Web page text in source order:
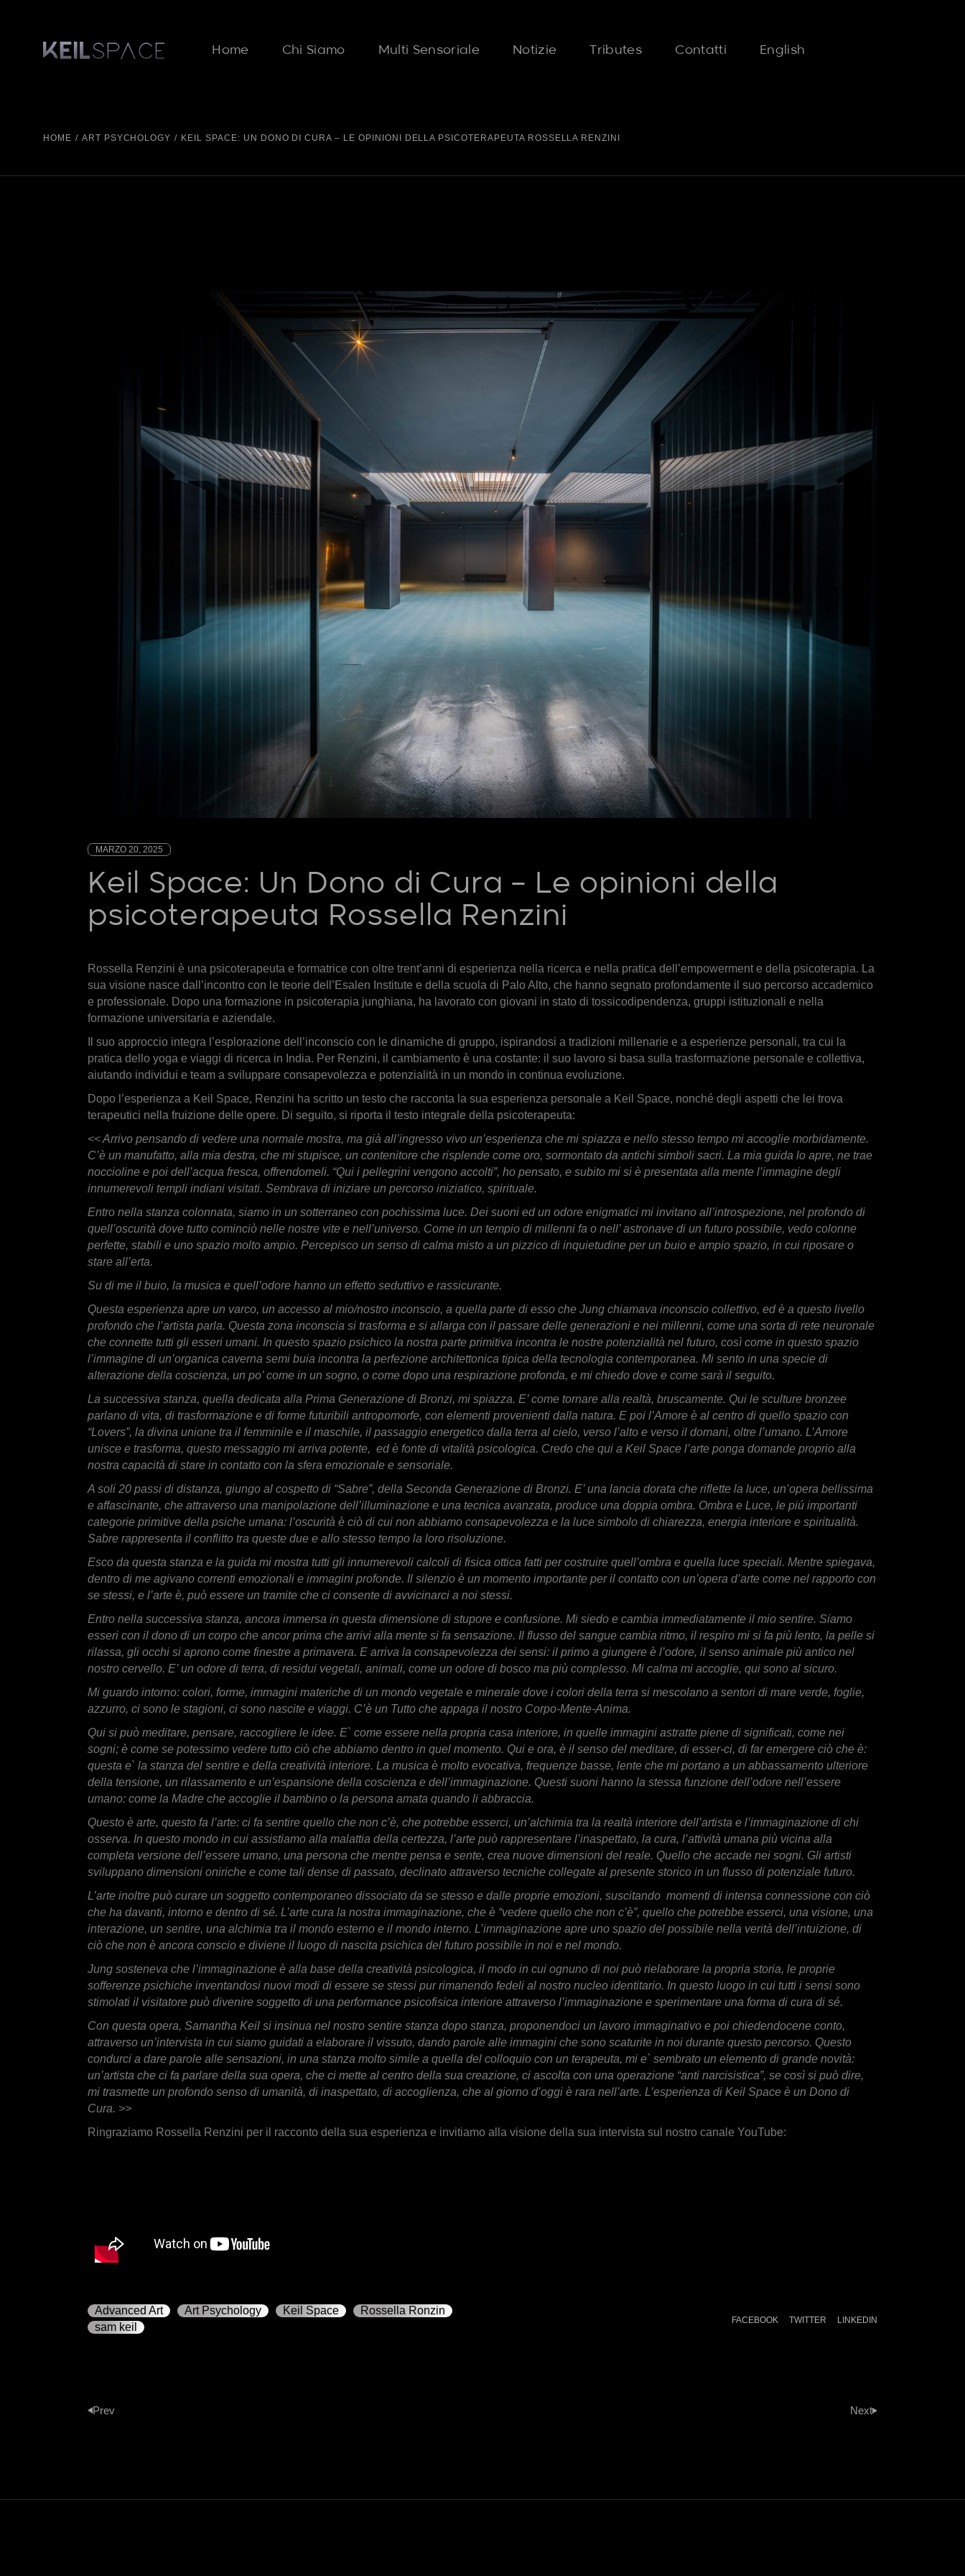
Home Chi Siamo Multi Sensoriale Notizie Tributes Contatti English
HOME ART PSYCHOLOGY KEIL SPACE: UN DONO DI CURA – LE OPINIONI DELLA PSICOTERAPEUTA ROSSELLA RENZINI
MARZO 20, 2025
Keil Space: Un Dono di Cura – Le opinioni della
psicoterapeuta Rossella Renzini
Rossella Renzini è una psicoterapeuta e formatrice con oltre trent’anni di esperienza nella ricerca e nella pratica dell’empowerment e della psicoterapia. La
sua visione nasce dall’incontro con le teorie dell’Esalen Institute e della scuola di Palo Alto, che hanno segnato profondamente il suo percorso accademico
e professionale. Dopo una formazione in psicoterapia junghiana, ha lavorato con giovani in stato di tossicodipendenza, gruppi istituzionali e nella
formazione universitaria e aziendale.
Il suo approccio integra l’esplorazione dell’inconscio con le dinamiche di gruppo, ispirandosi a tradizioni millenarie e a esperienze personali, tra cui la
pratica dello yoga e viaggi di ricerca in India. Per Renzini, il cambiamento è una costante: il suo lavoro si basa sulla trasformazione personale e collettiva,
aiutando individui e team a sviluppare consapevolezza e potenzialità in un mondo in continua evoluzione.
Dopo l’esperienza a Keil Space, Renzini ha scritto un testo che racconta la sua esperienza personale a Keil Space, nonché degli aspetti che lei trova
terapeutici nella fruizione delle opere. Di seguito, si riporta il testo integrale della psicoterapeuta:
<< Arrivo pensando di vedere una normale mostra, ma già all’ingresso vivo un’esperienza che mi spiazza e nello stesso tempo mi accoglie morbidamente.
C’è un manufatto, alla mia destra, che mi stupisce, un contenitore che risplende come oro, sormontato da antichi simboli sacri. La mia guida lo apre, ne trae
noccioline e poi dell’acqua fresca, offrendomeli. “Qui i pellegrini vengono accolti”, ho pensato, e subito mi si è presentata alla mente l’immagine degli
innumerevoli templi indiani visitati. Sembrava di iniziare un percorso iniziatico, spirituale.
Entro nella stanza colonnata, siamo in un sotterraneo con pochissima luce. Dei suoni ed un odore enigmatici mi invitano all’introspezione, nel profondo di
quell’oscurità dove tutto cominciò nelle nostre vite e nell’universo. Come in un tempio di millenni fa o nell’ astronave di un futuro possibile, vedo colonne
perfette, stabili e uno spazio molto ampio. Percepisco un senso di calma misto a un pizzico di inquietudine per un buio e ampio spazio, in cui riposare o
stare all’erta.
Su di me il buio, la musica e quell’odore hanno un effetto seduttivo e rassicurante.
Questa esperienza apre un varco, un accesso al mio/nostro inconscio, a quella parte di esso che Jung chiamava inconscio collettivo, ed è a questo livello
profondo che l’artista parla. Questa zona inconscia si trasforma e si allarga con il passare delle generazioni e nei millenni, come una sorta di rete neuronale
che connette tutti gli esseri umani. In questo spazio psichico la nostra parte primitiva incontra le nostre potenzialità nel futuro, così come in questo spazio
l’immagine di un’organica caverna semi buia incontra la perfezione architettonica tipica della tecnologia contemporanea. Mi sento in una specie di
alterazione della coscienza, un po’ come in un sogno, o come dopo una respirazione profonda, e mi chiedo dove e come sarà il seguito.
La successiva stanza, quella dedicata alla Prima Generazione di Bronzi, mi spiazza. E’ come tornare alla realtà, bruscamente. Qui le sculture bronzee
parlano di vita, di trasformazione e di forme futuribili antropomorfe, con elementi provenienti dalla natura. E poi l’Amore è al centro di quello spazio con
“Lovers”, la divina unione tra il femminile e il maschile, il passaggio energetico dalla terra al cielo, verso l’alto e verso il domani, oltre l’umano. L’Amore
unisce e trasforma, questo messaggio mi arriva potente, ed è fonte di vitalità psicologica. Credo che qui a Keil Space l’arte ponga domande proprio alla
nostra capacità di stare in contatto con la sfera emozionale e sensoriale.
A soli 20 passi di distanza, giungo al cospetto di “Sabre”, della Seconda Generazione di Bronzi. E’ una lancia dorata che riflette la luce, un’opera bellissima
e affascinante, che attraverso una manipolazione dell’illuminazione e una tecnica avanzata, produce una doppia ombra. Ombra e Luce, le piú importanti
categorie primitive della psiche umana: l’oscurità è ciò di cui non abbiamo consapevolezza e la luce simbolo di chiarezza, energia interiore e spiritualità.
Sabre rappresenta il conflitto tra queste due e allo stesso tempo la loro risoluzione.
Esco da questa stanza e la guida mi mostra tutti gli innumerevoli calcoli di fisica ottica fatti per costruire quell’ombra e quella luce speciali. Mentre spiegava,
dentro di me agivano correnti emozionali e immagini profonde. Il silenzio è un momento importante per il contatto con un’opera d’arte come nel rapporto con
se stessi, e l’arte è, può essere un tramite che ci consente di avvicinarci a noi stessi.
Entro nella successiva stanza, ancora immersa in questa dimensione di stupore e confusione. Mi siedo e cambia immediatamente il mio sentire. Siamo
esseri con il dono di un corpo che ancor prima che arrivi alla mente si fa sensazione. Il flusso del sangue cambia ritmo, il respiro mi si fa più lento, la pelle si
rilassa, gli occhi si aprono come finestre a primavera. E arriva la consapevolezza dei sensi: il primo a giungere è l’odore, il senso animale più antico nel
nostro cervello. E’ un odore di terra, di residui vegetali, animali, come un odore di bosco ma più complesso. Mi calma mi accoglie, qui sono al sicuro.
Mi guardo intorno: colori, forme, immagini materiche di un mondo vegetale e minerale dove i colori della terra si mescolano a sentori di mare verde, foglie,
azzurro, ci sono le stagioni, ci sono nascite e viaggi. C’è un Tutto che appaga il nostro Corpo-Mente-Anima.
Qui si può meditare, pensare, raccogliere le idee. E` come essere nella propria casa interiore, in quelle immagini astratte piene di significati, come nei
sogni; è come se potessimo vedere tutto ciò che abbiamo dentro in quel momento. Qui e ora, è il senso del meditare, di esser-ci, di far emergere ciò che è:
questa e` la stanza del sentire e della creatività interiore. La musica è molto evocativa, frequenze basse, lente che mi portano a un abbassamento ulteriore
della tensione, un rilassamento e un’espansione della coscienza e dell’immaginazione. Questi suoni hanno la stessa funzione dell’odore nell’essere
umano: come la Madre che accoglie il bambino o la persona amata quando li abbraccia.
Questo è arte, questo fa l’arte: ci fa sentire quello che non c’è, che potrebbe esserci, un’alchimia tra la realtà interiore dell’artista e l’immaginazione di chi
osserva. In questo mondo in cui assistiamo alla malattia della certezza, l’arte può rappresentare l’inaspettato, la cura, l’attività umana più vicina alla
completa versione dell’essere umano, una persona che mentre pensa e sente, crea nuove dimensioni del reale. Quello che accade nei sogni. Gli artisti
sviluppano dimensioni oniriche e come tali dense di passato, declinato attraverso tecniche collegate al presente storico in un flusso di potenziale futuro.
L’arte inoltre può curare un soggetto contemporaneo dissociato da se stesso e dalle proprie emozioni, suscitando momenti di intensa connessione con ciò
che ha davanti, intorno e dentro di sé. L’arte cura la nostra immaginazione, che è “vedere quello che non c’è”, quello che potrebbe esserci, una visione, una
interazione, un sentire, una alchimia tra il mondo esterno e il mondo interno. L’immaginazione apre uno spazio del possibile nella verità dell’intuizione, di
ciò che non è ancora conscio e diviene il luogo di nascita psichica del futuro possibile in noi e nel mondo.
Jung sosteneva che l’immaginazione è alla base della creatività psicologica, il modo in cui ognuno di noi può rielaborare la propria storia, le proprie
sofferenze psichiche inventandosi nuovi modi di essere se stessi pur rimanendo fedeli al nostro nucleo identitario. In questo luogo in cui tutti i sensi sono
stimolati il visitatore può divenire soggetto di una performance psicofisica interiore attraverso l’immaginazione e sperimentare una forma di cura di sé.
Con questa opera, Samantha Keil si insinua nel nostro sentire stanza dopo stanza, proponendoci un lavoro immaginativo e poi chiedendocene conto,
attraverso un’intervista in cui siamo guidati a elaborare il vissuto, dando parole alle immagini che sono scaturite in noi durante questo percorso. Questo
condurci a dare parole alle sensazioni, in una stanza molto simile a quella del colloquio con un terapeuta, mi e` sembrato un elemento di grande novità:
un’artista che ci fa parlare della sua opera, che ci mette al centro della sua creazione, ci ascolta con una operazione “anti narcisistica”, se così si può dire,
mi trasmette un profondo senso di umanità, di inaspettato, di accoglienza, che al giorno d’oggi è rara nell’arte. L’esperienza di Keil Space è un Dono di
Cura. >>
Ringraziamo Rossella Renzini per il racconto della sua esperienza e invitiamo alla visione della sua intervista sul nostro canale YouTube:
Advanced Art Art Psychology Keil Space
Rossella Ronzin
sam keil
FACEBOOK TWITTER LINKEDIN
Prev Next